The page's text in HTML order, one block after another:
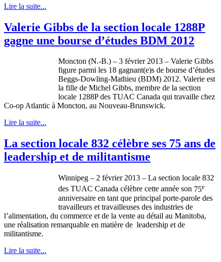
Lire la suite...
Valerie Gibbs de la section locale 1288P
gagne une bourse d’études BDM 2012
Moncton (N.-B.) – 3 février2013 – Valerie Gibbs
figure parmi les 18 gagnant(e)s de bourse d’études
Beggs-Dowling-Mathieu (BDM) 2012. Valerie est
la fille de Michel Gibbs, membre de la section
locale 1288Pdes TUAC Canada qui travaille chez
Co-op Atlantic à Moncton, au Nouveau-Brunswick.
Lire la suite...
La section locale 832 célèbre ses 75 ans de
leadership et de militantisme
Winnipeg – 2 février2013 – La section locale 832
des TUAC Canada célèbre cette année son 75e
anniversaire en tant que principal porte-parole des
travailleurs et travailleuses des industries de
l’alimentation, du commerce et de la vente au détail au Manitoba,
une réalisation remarquable en matière de leadership et de
militantisme.
Lire la suite...